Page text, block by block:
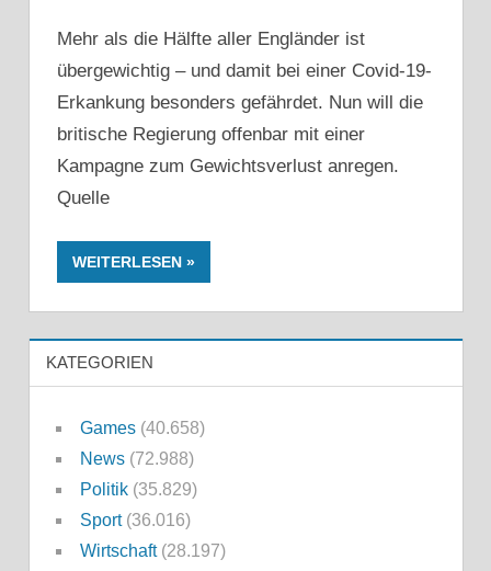
Mehr als die Hälfte aller Engländer ist
übergewichtig – und damit bei einer Covid-19-
Erkankung besonders gefährdet. Nun will die
britische Regierung offenbar mit einer
Kampagne zum Gewichtsverlust anregen.
Quelle
WEITERLESEN
KATEGORIEN
Games(40.658)
News(72.988)
Politik(35.829)
Sport(36.016)
Wirtschaft(28.197)